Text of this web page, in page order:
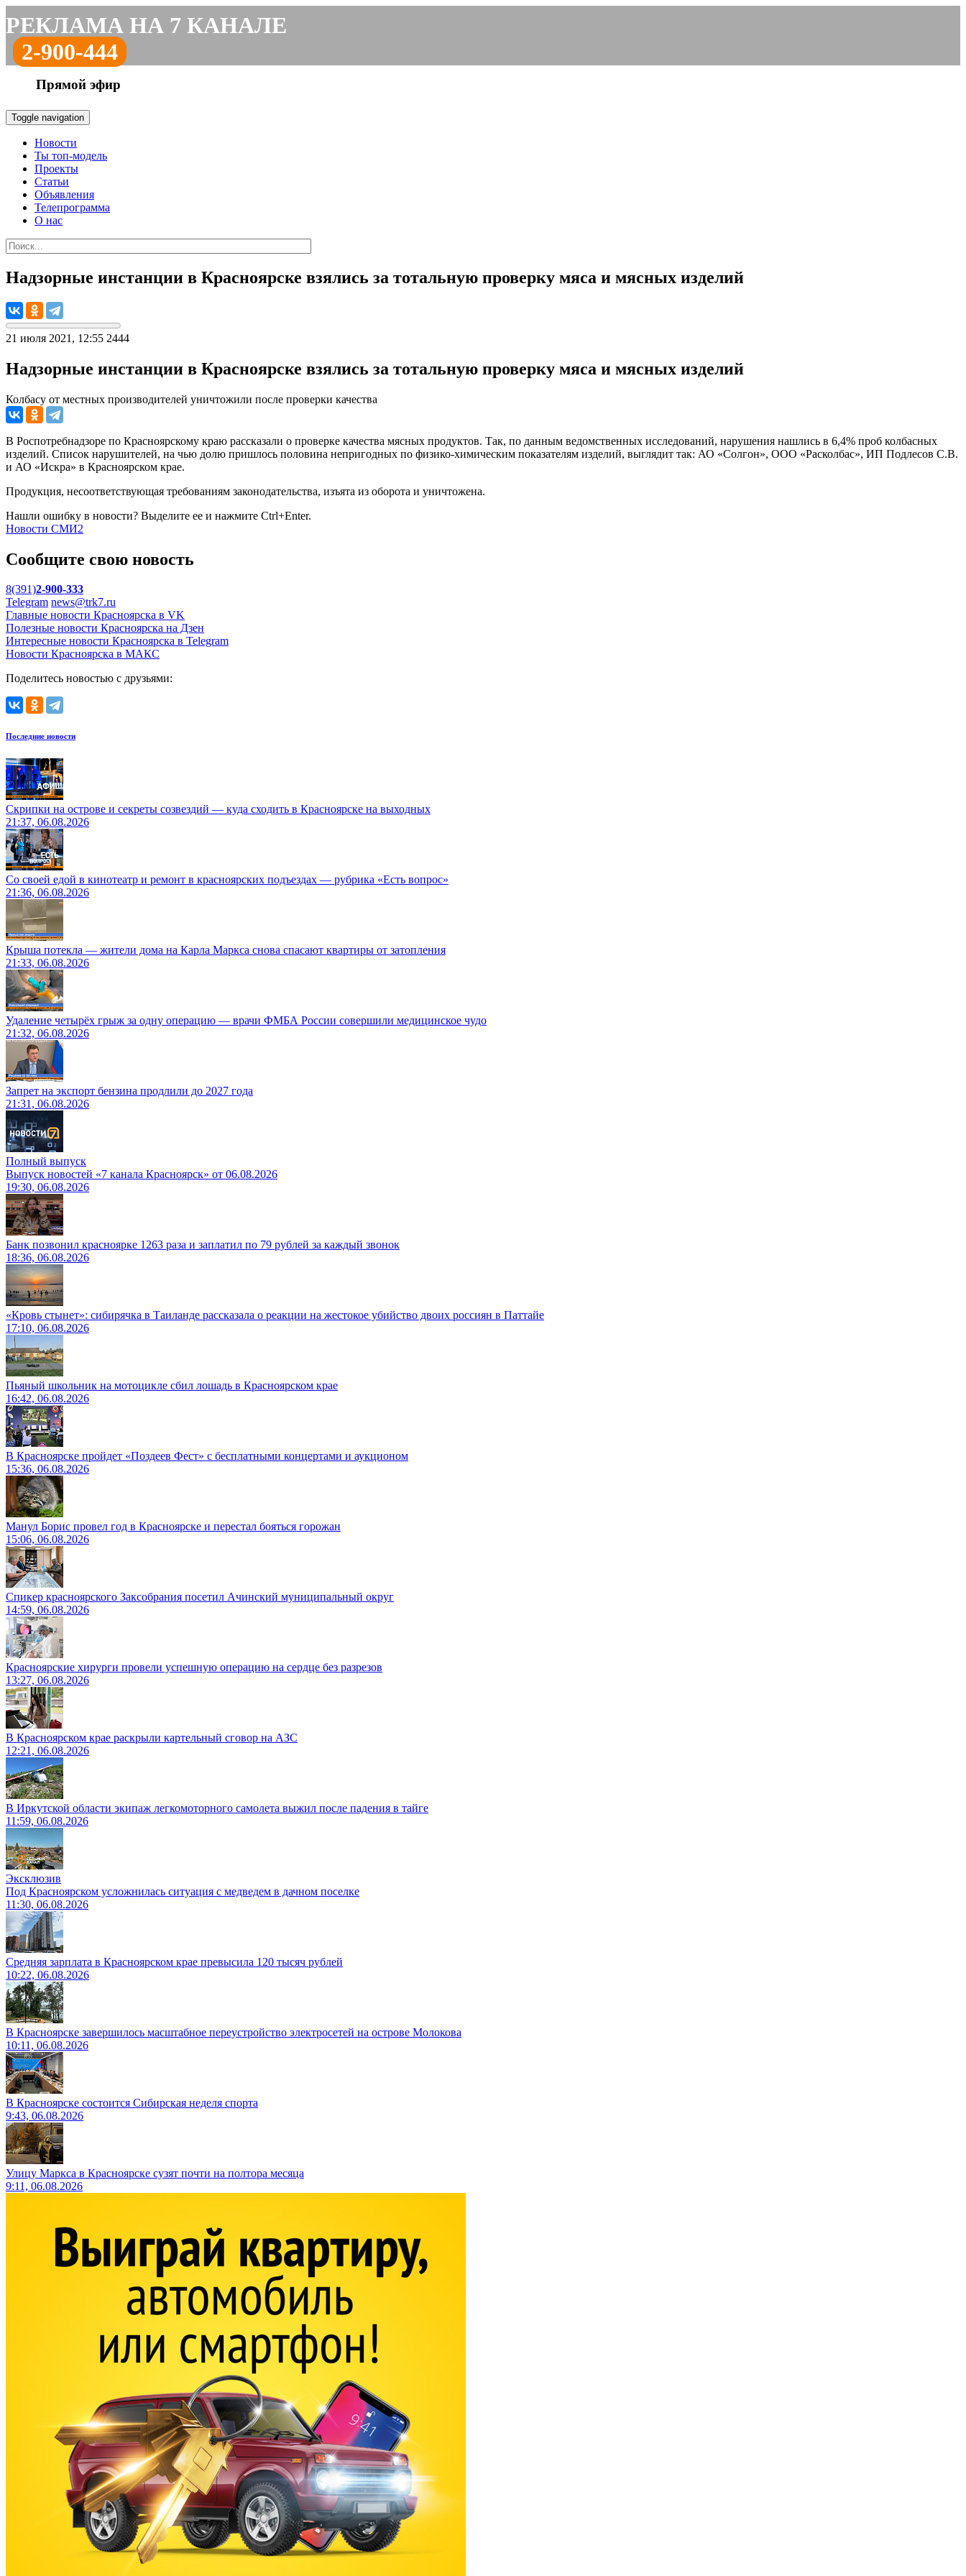
РЕКЛАМА НА 7 КАНАЛЕ
2-900-444
Прямой эфир
Toggle navigation
Новости
Ты топ-модель
Проекты
Статьи
Объявления
Телепрограмма
О нас
Надзорные инстанции в Красноярске взялись за тотальную проверку мяса и мясных изделий
21 июля 2021, 12:55 2444
Надзорные инстанции в Красноярске взялись за тотальную проверку мяса и мясных изделий
Колбасу от местных производителей уничтожили после проверки качества
В Роспотребнадзоре по Красноярскому краю рассказали о проверке качества мясных продуктов. Так, по данным ведомственных исследований, нарушения нашлись в 6,4% проб колбасных
изделий. Список нарушителей, на чью долю пришлось половина непригодных по физико-химическим показателям изделий, выглядит так: АО «Солгон», ООО «Расколбас», ИП Подлесов С.В.
и АО «Искра» в Красноярском крае.
Продукция, несоответствующая требованиям законодательства, изъята из оборота и уничтожена.
Нашли ошибку в новости? Выделите ее и нажмите Ctrl+Enter.
Новости СМИ2
Сообщите свою новость
8(391)2-900-333
Telegram news@trk7.ru
Главные новости Красноярска в VK
Полезные новости Красноярска на Дзен
Интересные новости Красноярска в Telegram
Новости Красноярска в МАКС
Поделитесь новостью с друзьями:
Последние новости
Скрипки на острове и секреты созвездий — куда сходить в Красноярске на выходных
21:37, 06.08.2026
Со своей едой в кинотеатр и ремонт в красноярских подъездах — рубрика «Есть вопрос»
21:36, 06.08.2026
Крыша потекла — жители дома на Карла Маркса снова спасают квартиры от затопления
21:33, 06.08.2026
Удаление четырёх грыж за одну операцию — врачи ФМБА России совершили медицинское чудо
21:32, 06.08.2026
Запрет на экспорт бензина продлили до 2027 года
21:31, 06.08.2026
Полный выпуск
Выпуск новостей «7 канала Красноярск» от 06.08.2026
19:30, 06.08.2026
Банк позвонил красноярке 1263 раза и заплатил по 79 рублей за каждый звонок
18:36, 06.08.2026
«Кровь стынет»: сибирячка в Таиланде рассказала о реакции на жестокое убийство двоих россиян в Паттайе
17:10, 06.08.2026
Пьяный школьник на мотоцикле сбил лошадь в Красноярском крае
16:42, 06.08.2026
В Красноярске пройдет «Поздеев Фест» с бесплатными концертами и аукционом
15:36, 06.08.2026
Манул Борис провел год в Красноярске и перестал бояться горожан
15:06, 06.08.2026
Спикер красноярского Заксобрания посетил Ачинский муниципальный округ
14:59, 06.08.2026
Красноярские хирурги провели успешную операцию на сердце без разрезов
13:27, 06.08.2026
В Красноярском крае раскрыли картельный сговор на АЗС
12:21, 06.08.2026
В Иркутской области экипаж легкомоторного самолета выжил после падения в тайге
11:59, 06.08.2026
Эксклюзив
Под Красноярском усложнилась ситуация с медведем в дачном поселке
11:30, 06.08.2026
Средняя зарплата в Красноярском крае превысила 120 тысяч рублей
10:22, 06.08.2026
В Красноярске завершилось масштабное переустройство электросетей на острове Молокова
10:11, 06.08.2026
В Красноярске состоится Сибирская неделя спорта
9:43, 06.08.2026
Улицу Маркса в Красноярске сузят почти на полтора месяца
9:11, 06.08.2026